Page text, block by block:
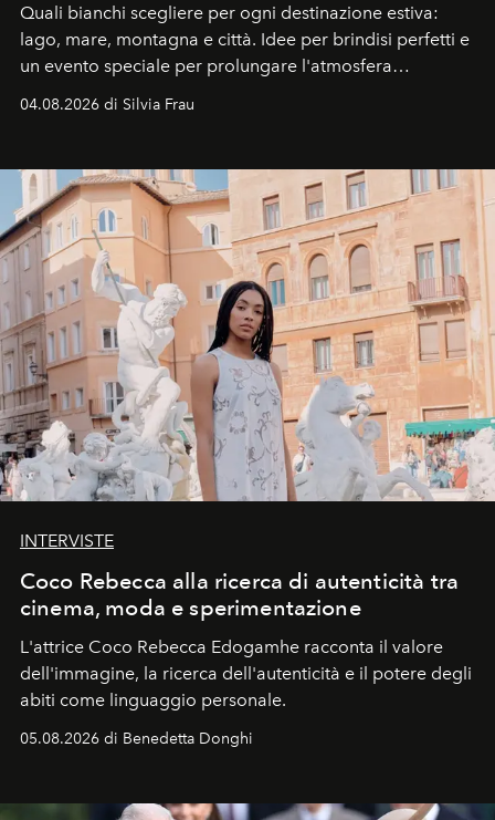
Quali bianchi scegliere per ogni destinazione estiva:
lago, mare, montagna e città. Idee per brindisi perfetti e
un evento speciale per prolungare l'atmosfera
04.08.2026 di Silvia Frau
INTERVISTE
Coco Rebecca alla ricerca di autenticità tra
cinema, moda e sperimentazione
L'attrice Coco Rebecca Edogamhe racconta il valore
dell'immagine, la ricerca dell'autenticità e il potere degli
abiti come linguaggio personale.
05.08.2026 di Benedetta Donghi